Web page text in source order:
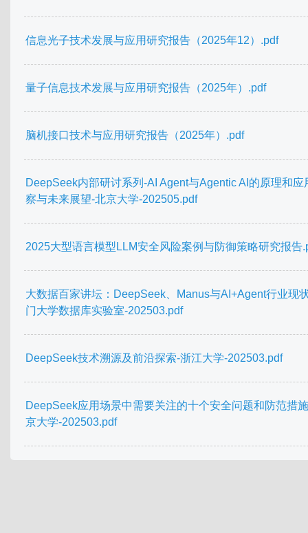
信息光子技术发展与应用研究报告（2025年12）.pdf
量子信息技术发展与应用研究报告（2025年）.pdf
脑机接口技术与应用研究报告（2025年）.pdf
DeepSeek内部研讨系列-AI Agent与Agentic AI的原理和应
察与未来展望-北京大学-202505.pdf
2025大型语言模型LLM安全风险案例与防御策略研究报告
大数据百家讲坛：DeepSeek、Manus与AI+Agent行业现
门大学数据库实验室-202503.pdf
DeepSeek技术溯源及前沿探索-浙江大学-202503.pdf
DeepSeek应用场景中需要关注的十个安全问题和防范措
京大学-202503.pdf